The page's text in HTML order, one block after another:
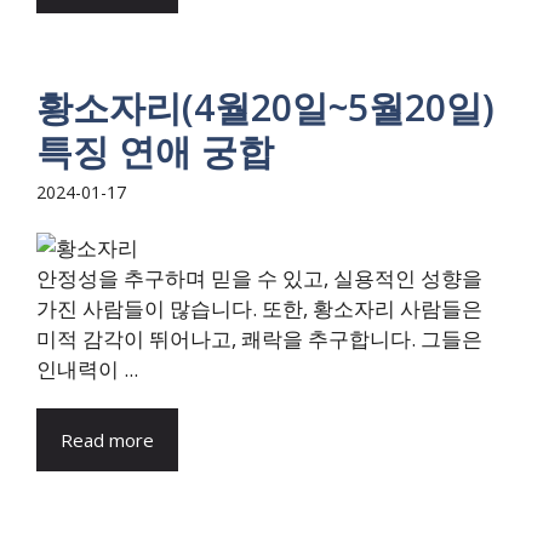
황소자리(4월20일~5월20일)
특징 연애 궁합
2024-01-17
안정성을 추구하며 믿을 수 있고, 실용적인 성향을
가진 사람들이 많습니다. 또한, 황소자리 사람들은
미적 감각이 뛰어나고, 쾌락을 추구합니다. 그들은
인내력이 ...
Read more